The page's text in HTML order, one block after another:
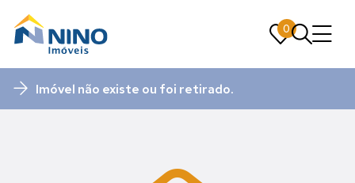
0
0
Imóvel não existe ou foi retirado.